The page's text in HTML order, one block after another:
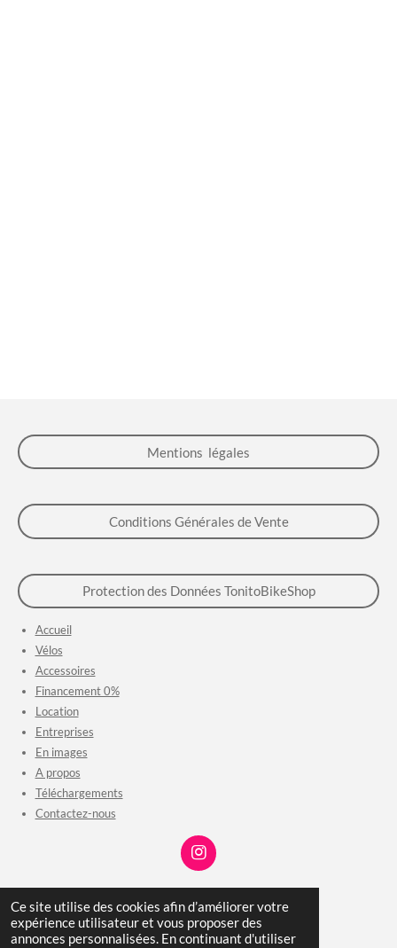
Ce site utilise des cookies afin d’améliorer votre
expérience utilisateur et vous proposer des
annonces personnalisées. En continuant d'utiliser
Mentions légales
Conditions Générales de Vente
Protection des Données TonitoBikeShop
Accueil
Vélos
Accessoires
Financement 0%
Location
Entreprises
En images
A propos
Téléchargements
Contactez-nous
I
n
s
t
a
g
P
a
t
P
a
r
t
P
a
r
t
É
p
i
n
P
a
r
t
© 2023 - 2026 TonitoBikeShop